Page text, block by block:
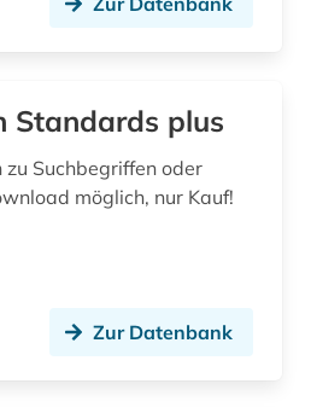
august wilhelm schlegel (1)
ausbildungsförderung (1)
Standards plus
zu Suchbegriffen oder
möglich, nur Kauf!
Zur Datenbank